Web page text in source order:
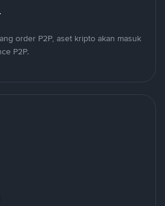
order P2P, aset kripto akan masuk
P2P.